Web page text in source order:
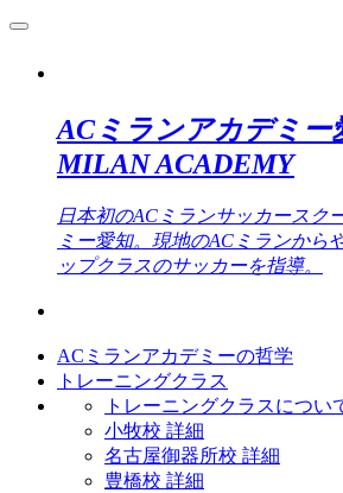
ACミランアカデミー
MILAN ACADEMY
日本初のACミランサッカースク
ミー愛知。現地のACミランから
ップクラスのサッカーを指導。
ACミランアカデミーの哲学
トレーニングクラス
トレーニングクラスについ
小牧校 詳細
名古屋御器所校 詳細
豊橋校 詳細